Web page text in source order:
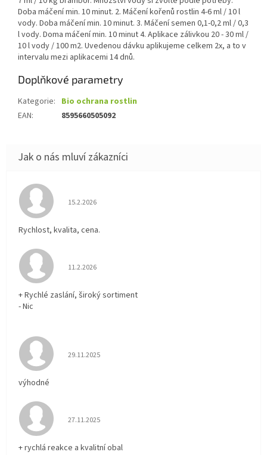
Doba máčení min. 10 minut. 2. Máčení kořenů rostlin 4-6 ml / 10 l
vody. Doba máčení min. 10 minut. 3. Máčení semen 0,1-0,2 ml / 0,3
l vody. Doma máčení min. 10 minut 4. Aplikace zálivkou 20 - 30 ml /
10 l vody / 100 m2. Uvedenou dávku aplikujeme celkem 2x, a to v
intervalu mezi aplikacemi 14 dnů.
Doplňkové parametry
Kategorie: Bio ochrana rostlin
EAN: 8595660505092
Hodnocení obchodu je 5 z 5 hvězdiček.
15.2.2026
Rychlost, kvalita, cena.
Hodnocení obchodu je 5 z 5 hvězdiček.
11.2.2026
+ Rychlé zaslání, široký sortiment
- Nic
Hodnocení obchodu je 5 z 5 hvězdiček.
29.11.2025
výhodné
Hodnocení obchodu je 5 z 5 hvězdiček.
27.11.2025
+ rychlá reakce a kvalitní obal